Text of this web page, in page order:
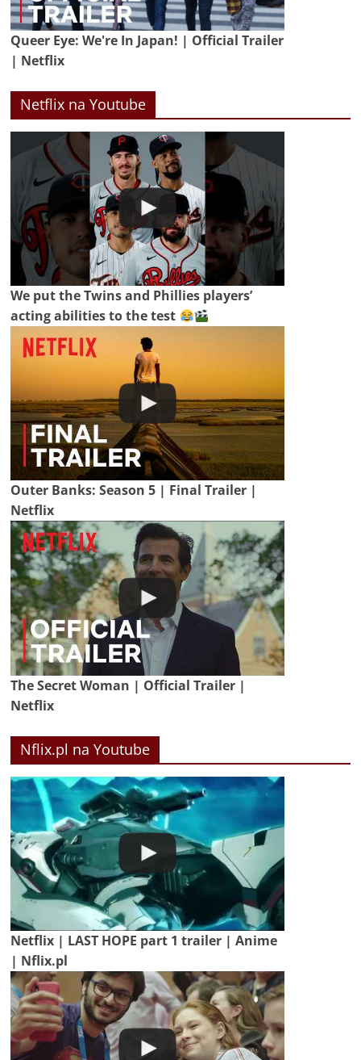
Queer Eye: We're In Japan! | Official Trailer
| Netflix
Netflix na Youtube
We put the Twins and Phillies players’
acting abilities to the test
Outer Banks: Season 5 | Final Trailer |
Netflix
The Secret Woman | Official Trailer |
Netflix
Nflix.pl na Youtube
Netflix | LAST HOPE part 1 trailer | Anime
| Nflix.pl